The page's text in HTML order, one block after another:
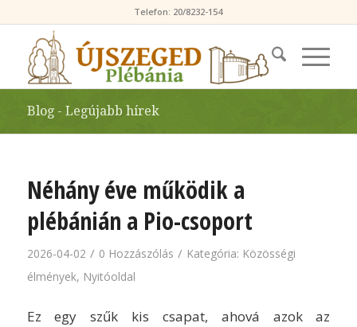
Telefon: 20/8232-154
Blog - Legújabb hírek
Néhány éve működik a
plébánián a Pio-csoport
2026-04-02 / 0 Hozzászólás / Kategória: Közösségi
élmények, Nyitóoldal
Ez egy szűk kis csapat, ahová azok az